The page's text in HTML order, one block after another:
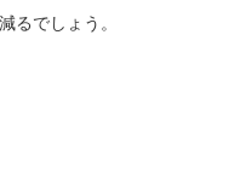
るでしょう。